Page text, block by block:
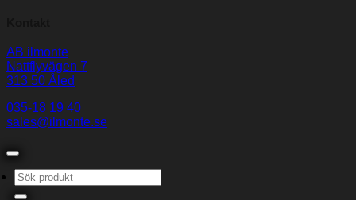
AB ilmonte
Nattflyvägen 7
313 50 Åled
035-18 19 40
sales@ilmonte.se
Sök
efter: